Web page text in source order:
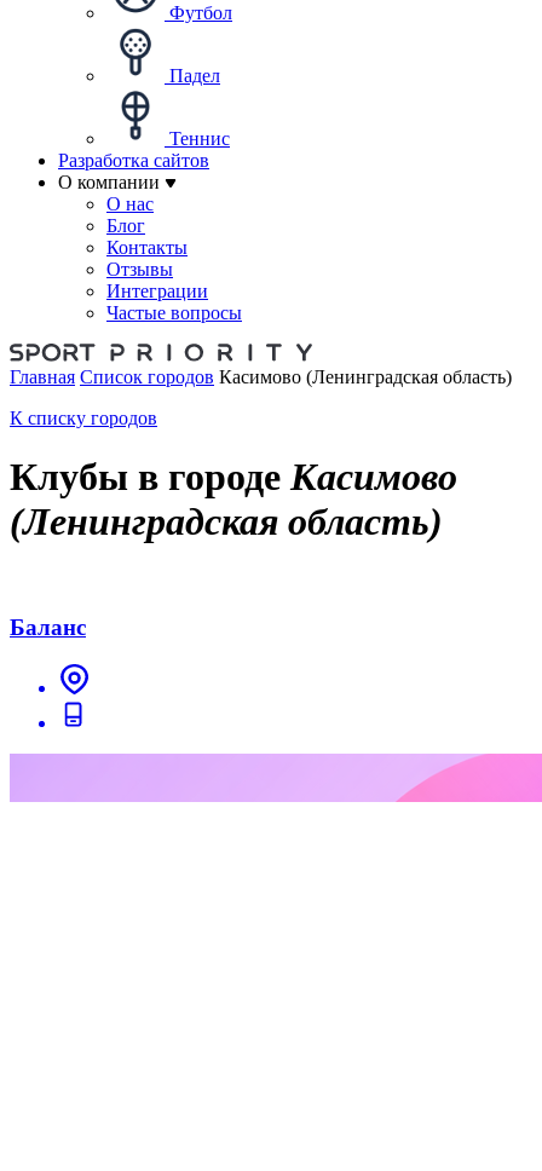
Футбол
Падел
Теннис
Разработка сайтов
О компании
О нас
Блог
Контакты
Отзывы
Интеграции
Частые вопросы
Главная Список городов Касимово (Ленинградская область)
К списку городов
Клубы в городе Касимово
(Ленинградская область)
Баланс